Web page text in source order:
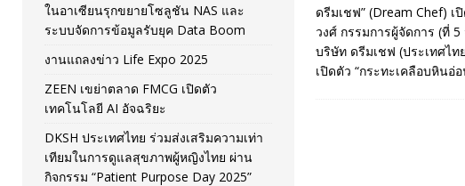
ดรีมเชฟ” (Dream Chef)
วงศ์ กรรมการผู้จัดการ (ที่
บริษัท ดรีมเชฟ (ประเทศไท
เปิดตัว “กระทะเคลือบหิน
ในอาเซียนรุกขยายโซลูชัน NAS และ
ระบบจัดการข้อมูลรับยุค Data Boom
งานแถลงข่าว Life Expo 2025
ZEEN เขย่าตลาด FMCG เปิดตัว
เทคโนโลยี AI อัจฉริยะ
DKSH ประเทศไทย ร่วมส่งเสริมความเท่า
เทียมในการดูแลสุขภาพผู้หญิงไทย ผ่าน
กิจกรรม “Patient Purpose Day 2025”